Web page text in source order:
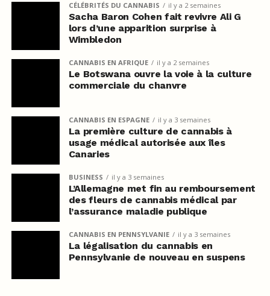
CÉLÉBRITÉS DU CANNABIS il y a 2 semaines
Sacha Baron Cohen fait revivre Ali G
lors d’une apparition surprise à
Wimbledon
CANNABIS EN AFRIQUE il y a 2 semaines
Le Botswana ouvre la voie à la culture
commerciale du chanvre
CANNABIS EN ESPAGNE il y a 3 semaines
La première culture de cannabis à
usage médical autorisée aux îles
Canaries
BUSINESS il y a 3 semaines
L’Allemagne met fin au remboursement
des fleurs de cannabis médical par
l’assurance maladie publique
CANNABIS EN PENNSYLVANIE il y a 3 semaines
La légalisation du cannabis en
Pennsylvanie de nouveau en suspens